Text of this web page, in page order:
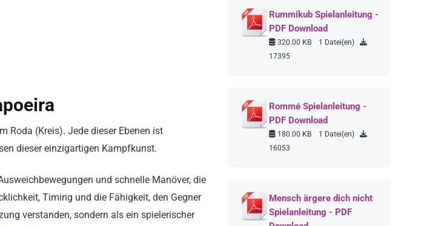
Roda (Kreis). Jede dieser Ebenen ist
dieser einzigartigen Kampfkunst.
und schnelle Manöver, die
Timing und die Fähigkeit, den Gegner
verstanden, sondern als ein spielerischer
Rummikub Spielanleitung -
PDF Download
320.00 KB
1 Datei(en)
17395
Rommé Spielanleitung -
PDF Download
180.00 KB
1 Datei(en)
16053
Mensch ärgere dich nicht
Spielanleitung - PDF